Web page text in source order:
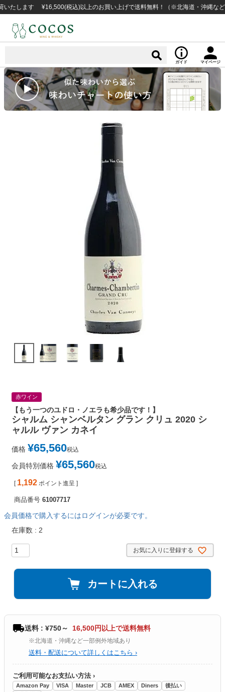
ます ¥16,500(税込)以上のお買い上げで送料無料！（※北海道・沖縄など一部例
ガイド マイページ
赤ワイン
【もう一つのユドロ・ノエラも希少品です！】
シャルム シャンベルタン グラン クリュ 2020 シ
ャルル ヴァン カネイ
価格 ¥65,560税込
会員特別価格 ¥65,560税込
[ 1,192 ポイント進呈 ]
商品番号 61007717
会員価格で購入するにはログインが必要です。
在庫数
2
お気に入りに登録する
カートに入れる
送料 : ¥750～ 16,500円以上で送料無料
※北海道・沖縄など一部例外地域あり
送料・配送について詳しくはこちら ›
ご利用可能なお支払い方法 ›
Amazon Pay VISA Master JCB AMEX Diners
後払い